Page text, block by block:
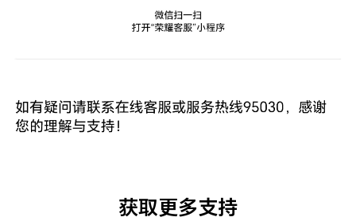
获取更多支持